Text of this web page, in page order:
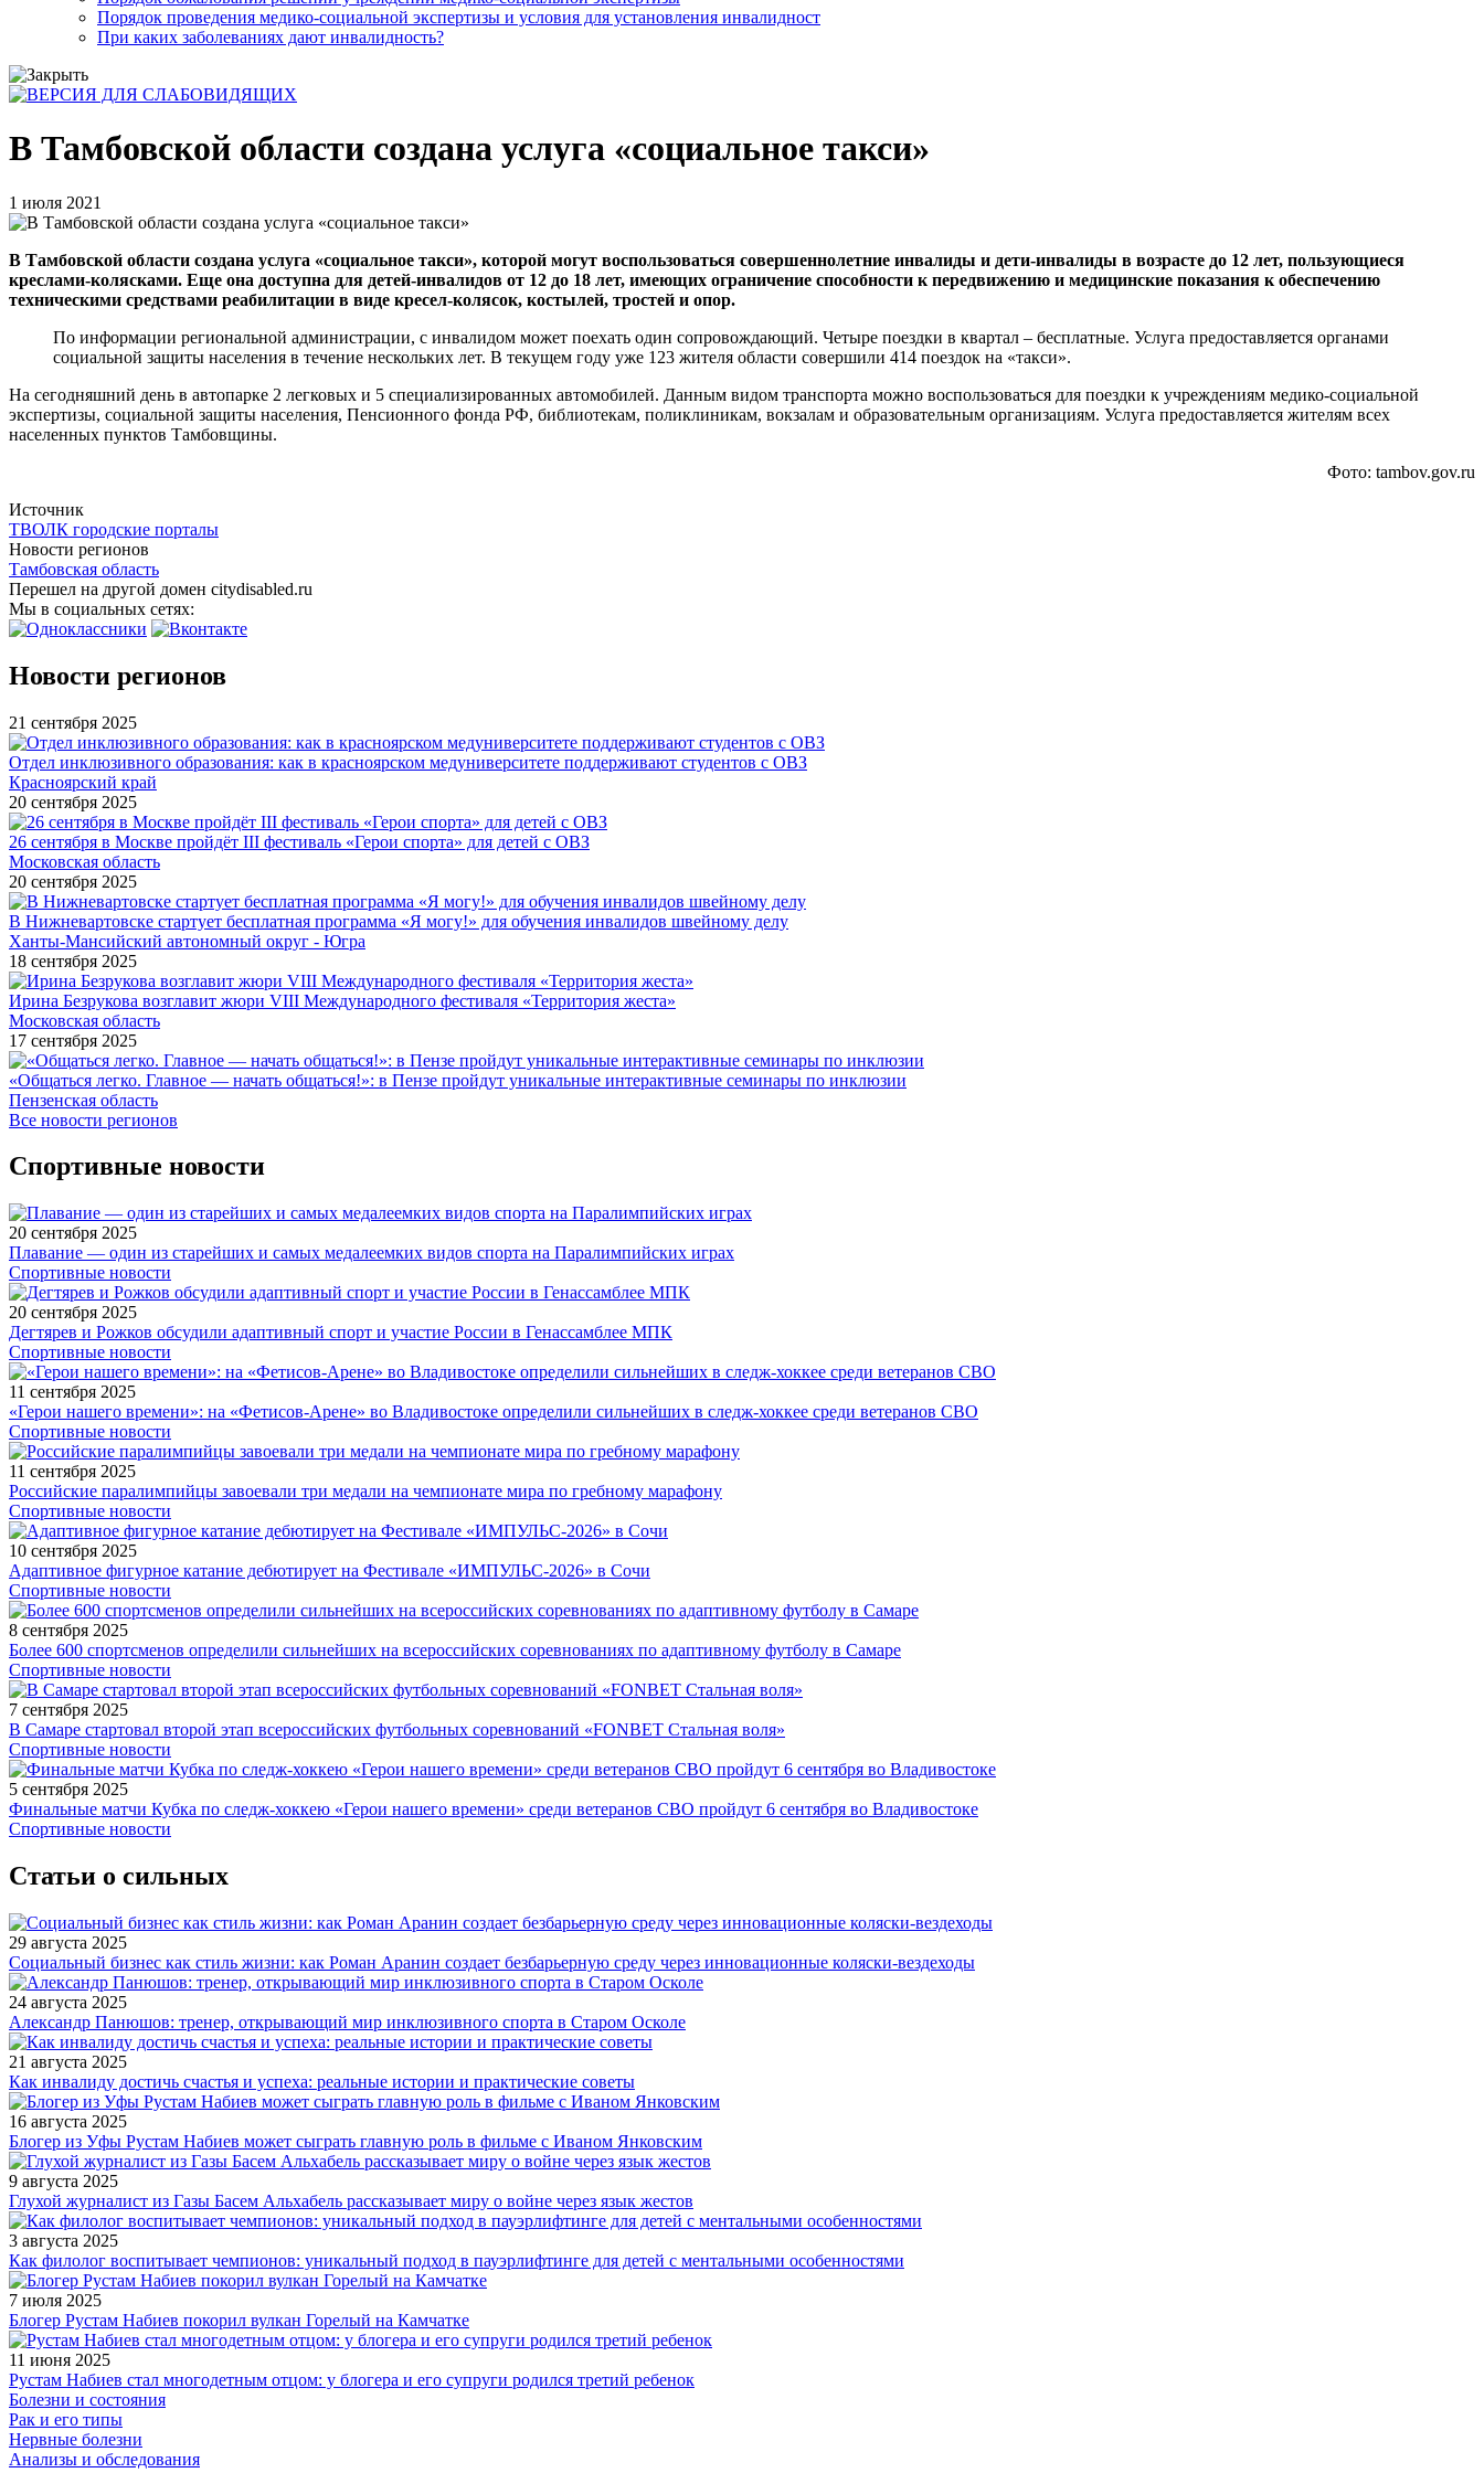
Порядок проведения медико-социальной экспертизы и условия для установления инвалидност
При каких заболеваниях дают инвалидность?
В Тамбовской области создана услуга «социальное такси»
1 июля 2021
В Тамбовской области создана услуга «социальное такси», которой могут воспользоваться совершеннолетние инвалиды и дети-инвалиды в возрасте до 12 лет, пользующиеся
креслами-колясками. Еще она доступна для детей-инвалидов от 12 до 18 лет, имеющих ограничение способности к передвижению и медицинские показания к обеспечению
техническими средствами реабилитации в виде кресел-колясок, костылей, тростей и опор.
По информации региональной администрации, с инвалидом может поехать один сопровождающий. Четыре поездки в квартал – бесплатные. Услуга предоставляется органами
социальной защиты населения в течение нескольких лет. В текущем году уже 123 жителя области совершили 414 поездок на «такси».
На сегодняшний день в автопарке 2 легковых и 5 специализированных автомобилей. Данным видом транспорта можно воспользоваться для поездки к учреждениям медико-социальной
экспертизы, социальной защиты населения, Пенсионного фонда РФ, библиотекам, поликлиникам, вокзалам и образовательным организациям. Услуга предоставляется жителям всех
населенных пунктов Тамбовщины.
Фото: tambov.gov.ru
Источник
ТВОЛК городские порталы
Новости регионов
Тамбовская область
Перешел на другой домен citydisabled.ru
Мы в социальных сетях:
Новости регионов
21 сентября 2025
Отдел инклюзивного образования: как в красноярском медуниверситете поддерживают студентов с ОВЗ
Красноярский край
20 сентября 2025
26 сентября в Москве пройдёт III фестиваль «Герои спорта» для детей с ОВЗ
Московская область
20 сентября 2025
В Нижневартовске стартует бесплатная программа «Я могу!» для обучения инвалидов швейному делу
Ханты-Мансийский автономный округ - Югра
18 сентября 2025
Ирина Безрукова возглавит жюри VIII Международного фестиваля «Территория жеста»
Московская область
17 сентября 2025
«Общаться легко. Главное — начать общаться!»: в Пензе пройдут уникальные интерактивные семинары по инклюзии
Пензенская область
Все новости регионов
Спортивные новости
20 сентября 2025
Плавание — один из старейших и самых медалеемких видов спорта на Паралимпийских играх
Спортивные новости
20 сентября 2025
Дегтярев и Рожков обсудили адаптивный спорт и участие России в Генассамблее МПК
Спортивные новости
11 сентября 2025
«Герои нашего времени»: на «Фетисов-Арене» во Владивостоке определили сильнейших в следж-хоккее среди ветеранов СВО
Спортивные новости
11 сентября 2025
Российские паралимпийцы завоевали три медали на чемпионате мира по гребному марафону
Спортивные новости
10 сентября 2025
Адаптивное фигурное катание дебютирует на Фестивале «ИМПУЛЬС-2026» в Сочи
Спортивные новости
8 сентября 2025
Более 600 спортсменов определили сильнейших на всероссийских соревнованиях по адаптивному футболу в Самаре
Спортивные новости
7 сентября 2025
В Самаре стартовал второй этап всероссийских футбольных соревнований «FONBET Стальная воля»
Спортивные новости
5 сентября 2025
Финальные матчи Кубка по следж-хоккею «Герои нашего времени» среди ветеранов СВО пройдут 6 сентября во Владивостоке
Спортивные новости
Статьи о сильных
29 августа 2025
Социальный бизнес как стиль жизни: как Роман Аранин создает безбарьерную среду через инновационные коляски-вездеходы
24 августа 2025
Александр Панюшов: тренер, открывающий мир инклюзивного спорта в Старом Осколе
21 августа 2025
Как инвалиду достичь счастья и успеха: реальные истории и практические советы
16 августа 2025
Блогер из Уфы Рустам Набиев может сыграть главную роль в фильме с Иваном Янковским
9 августа 2025
Глухой журналист из Газы Басем Альхабель рассказывает миру о войне через язык жестов
3 августа 2025
Как филолог воспитывает чемпионов: уникальный подход в пауэрлифтинге для детей с ментальными особенностями
7 июля 2025
Блогер Рустам Набиев покорил вулкан Горелый на Камчатке
11 июня 2025
Рустам Набиев стал многодетным отцом: у блогера и его супруги родился третий ребенок
Болезни и состояния
Рак и его типы
Нервные болезни
Анализы и обследования